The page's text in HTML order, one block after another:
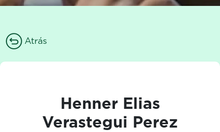
Atrás
Henner Elias
Verastegui Perez